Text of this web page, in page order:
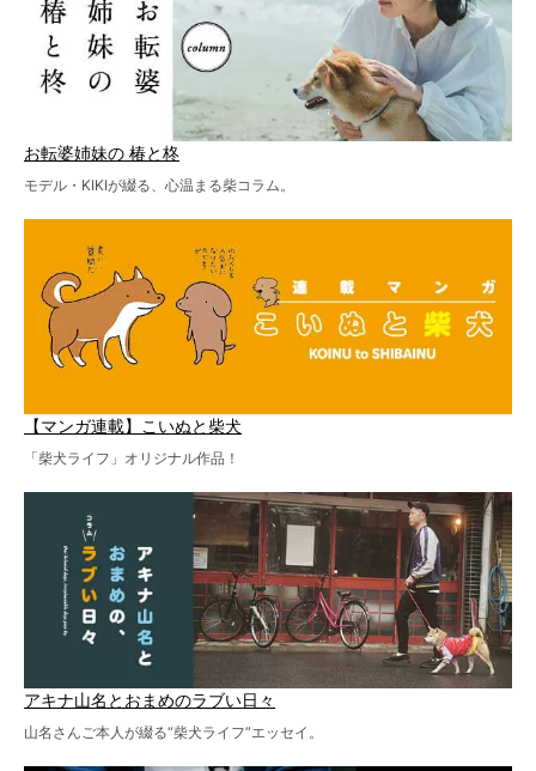
お転婆姉妹の 椿と柊
モデル・KIKIが綴る、心温まる柴コラム。
【マンガ連載】こいぬと柴犬
「柴犬ライフ」オリジナル作品！
アキナ山名とおまめのラブい日々
山名さんご本人が綴る“柴犬ライフ”エッセイ。